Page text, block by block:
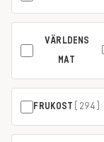
VÄRLDENS
MAT
FRUKOST (294)